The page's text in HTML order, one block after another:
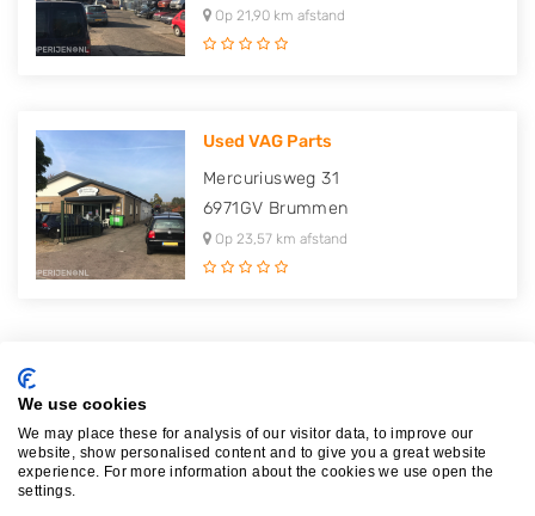
Op 21,90 km afstand
Used VAG Parts
Mercuriusweg 31
6971GV Brummen
Op 23,57 km afstand
Plaatsen in de buurt
Etten
Braamt
We use cookies
We may place these for analysis of our visitor data, to improve our
website, show personalised content and to give you a great website
experience. For more information about the cookies we use open the
settings.